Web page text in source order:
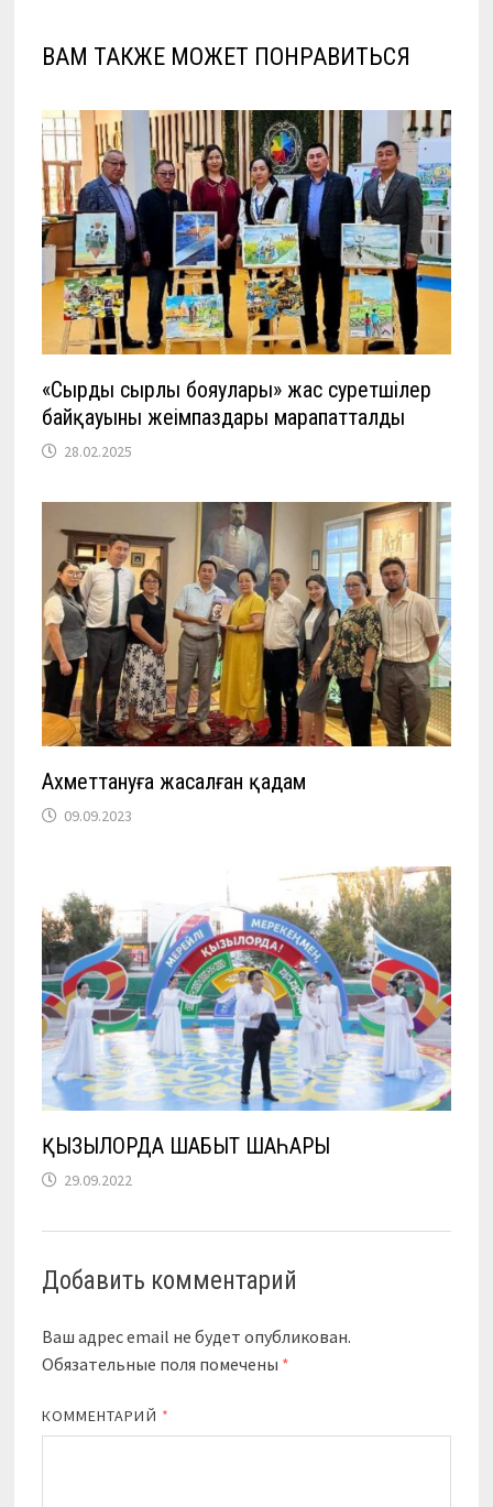
ВАМ ТАКЖЕ МОЖЕТ ПОНРАВИТЬСЯ
«Сырдың сырлы бояулары» жас суретшілер
байқауының жеңімпаздары марапатталды
28.02.2025
Ахметтануға жасалған қадам
09.09.2023
ҚЫЗЫЛОРДА ШАБЫТ ШАҺАРЫ
29.09.2022
Добавить комментарий
Ваш адрес email не будет опубликован.
Обязательные поля помечены *
КОММЕНТАРИЙ *